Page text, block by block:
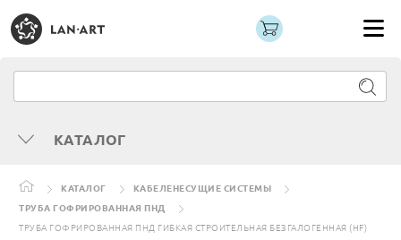
КАТАЛОГ
КАТАЛОГ
КАБЕЛЕНЕСУЩИЕ СИСТЕМЫ
ТРУБА ГОФРИРОВАННАЯ ПНД
ТРУБА ГОФРИРОВАННАЯ ПНД ГИБКАЯ СТРОИТЕЛЬНАЯ БЕЗГАЛОГЕННАЯ (HF)